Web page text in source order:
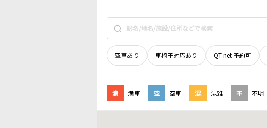
空車あり 車椅子対応あり QT-net 予約可
満 満車 空 空車 混 混雑 不 不明